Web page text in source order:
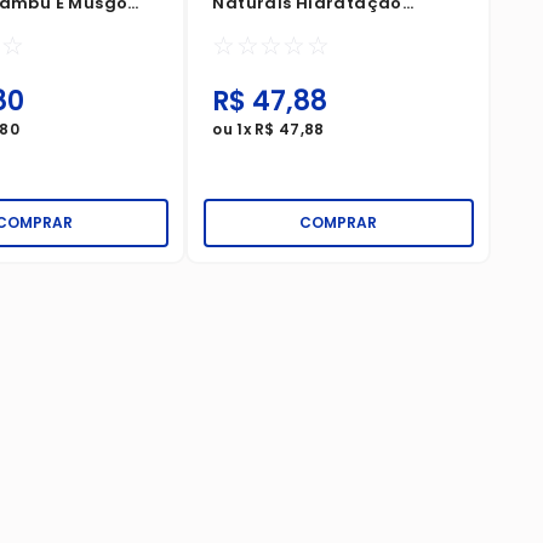
☆
80
☆ ☆ ☆ ☆ ☆
R$ 47,88
ou1xR$ 47,88
COMPRAR